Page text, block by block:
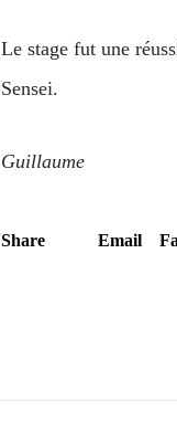
Le stage fut une
Sensei.
Guillaume
Share Email